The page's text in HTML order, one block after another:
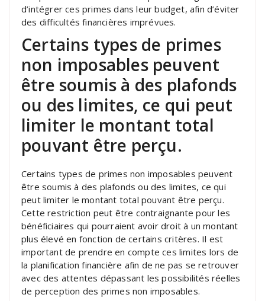
d’intégrer ces primes dans leur budget, afin d’éviter
des difficultés financières imprévues.
Certains types de primes
non imposables peuvent
être soumis à des plafonds
ou des limites, ce qui peut
limiter le montant total
pouvant être perçu.
Certains types de primes non imposables peuvent
être soumis à des plafonds ou des limites, ce qui
peut limiter le montant total pouvant être perçu.
Cette restriction peut être contraignante pour les
bénéficiaires qui pourraient avoir droit à un montant
plus élevé en fonction de certains critères. Il est
important de prendre en compte ces limites lors de
la planification financière afin de ne pas se retrouver
avec des attentes dépassant les possibilités réelles
de perception des primes non imposables.